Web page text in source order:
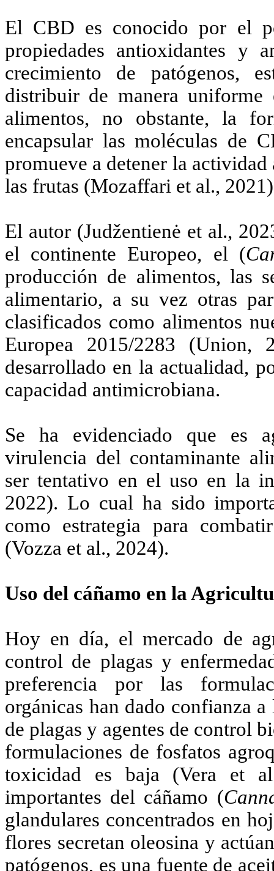
El CBD es conocido por el
propiedades antioxidantes y
crecimiento de patógenos,
distribuir de manera
alimentos, no obstante, la
encapsular las moléculas de
promueve a detener la
las frutas (Mozaffari et al.,
El autor (Judžentienė et al.,
el continente Europeo, el (
producción de alimentos, las
alimentario, a su vez otras
clasificados como alimentos
Europea 2015/2283
desarrollado en la actualidad,
capacidad antimicrobiana.
Se ha evidenciado que es
virulencia del contaminante
ser tentativo en el uso en la
2022). Lo cual ha sido
como estrategia para
(Vozza et al., 2024).
Uso del cáñamo en la
Hoy en día, el mercado de
control de plagas y
preferencia por las
orgánicas han dado confianza
de plagas y agentes de control
formulaciones de fosfatos
toxicidad es baja (Vera et
importantes del cáñamo (
glandulares concentrados en
flores secretan oleosina y
patógenos, es una fuente de